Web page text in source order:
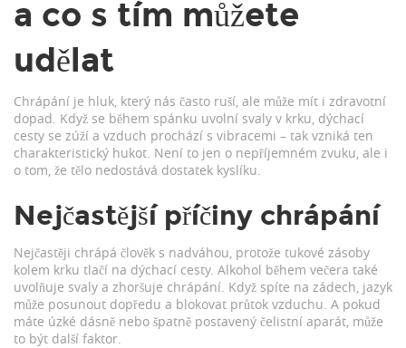
a co s tím můžete
udělat
Chrápání je hluk, který nás často ruší, ale může mít i zdravotní
dopad. Když se během spánku uvolní svaly v krku, dýchací
cesty se zúží a vzduch prochází s vibracemi – tak vzniká ten
charakteristický hukot. Není to jen o nepříjemném zvuku, ale i
o tom, že tělo nedostává dostatek kyslíku.
Nejčastější příčiny chrápání
Nejčastěji chrápá člověk s nadváhou, protože tukové zásoby
kolem krku tlačí na dýchací cesty. Alkohol během večera také
uvolňuje svaly a zhoršuje chrápání. Když spíte na zádech, jazyk
může posunout dopředu a blokovat průtok vzduchu. A pokud
máte úzké dásně nebo špatně postavený čelistní aparát, může
to být další faktor.